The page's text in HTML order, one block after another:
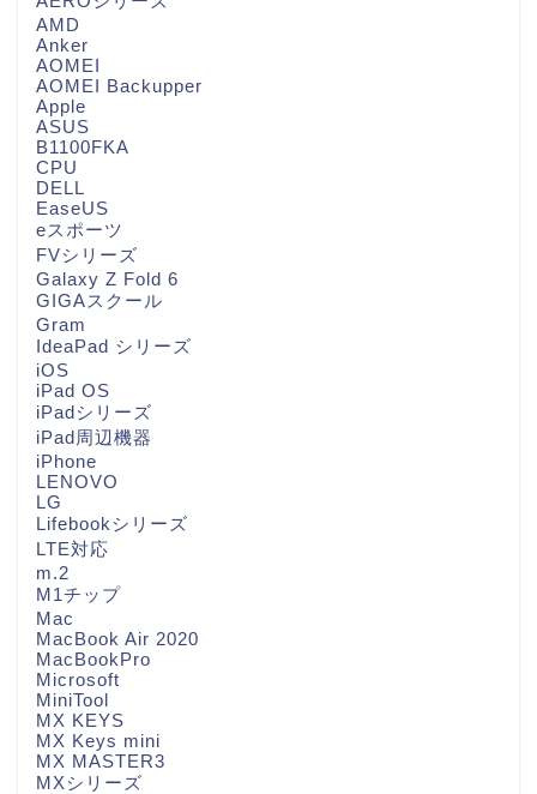
AMD
Anker
AOMEI
AOMEI Backupper
Apple
ASUS
B1100FKA
CPU
DELL
EaseUS
eスポーツ
FVシリーズ
Galaxy Z Fold 6
GIGAスクール
Gram
IdeaPad シリーズ
iOS
iPad OS
iPadシリーズ
iPad周辺機器
iPhone
LENOVO
LG
Lifebookシリーズ
LTE対応
m.2
M1チップ
Mac
MacBook Air 2020
MacBookPro
Microsoft
MiniTool
MX KEYS
MX Keys mini
MX MASTER3
MXシリーズ